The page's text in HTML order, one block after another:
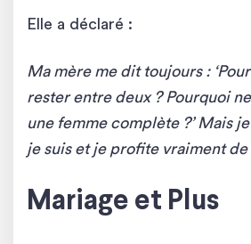
Elle a déclaré :
Ma mère me dit toujours :
rester entre deux ? Pourquoi
une femme complète ?’ Mais
je suis et je profite vraiment de
Mariage et Plus